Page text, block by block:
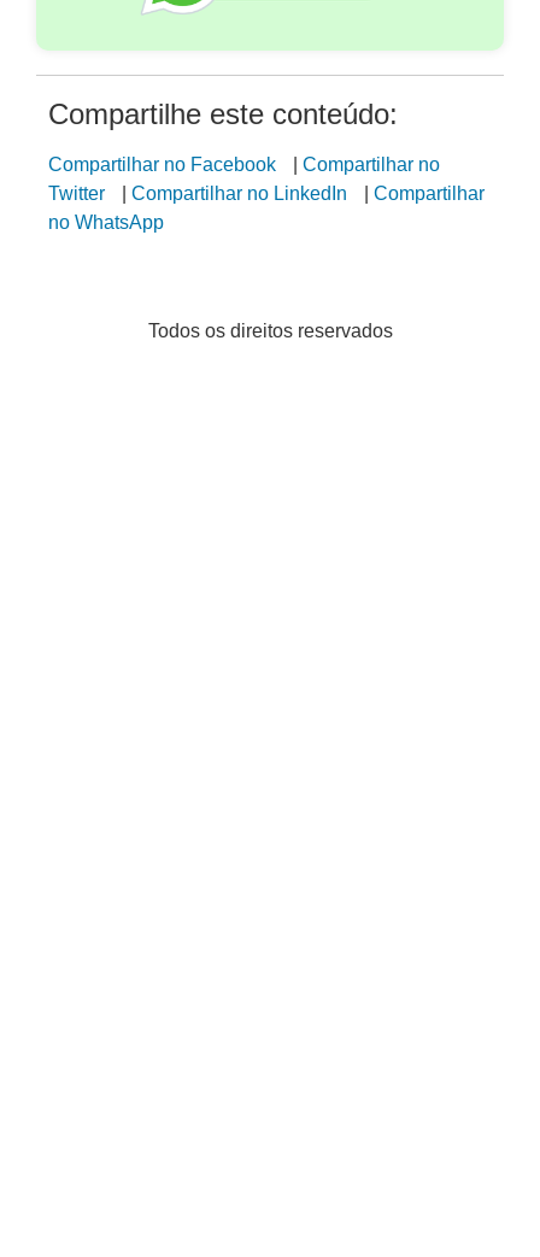
Compartilhe este conteúdo:
Compartilhar no Facebook
Compartilhar no
Twitter
Compartilhar no LinkedIn
Compartilhar
no WhatsApp
Todos os direitos reservados